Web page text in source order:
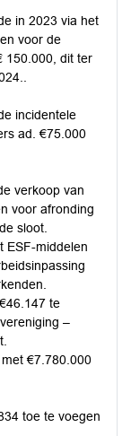
in 2023 via het
voor de
150.000, dit ter
incidentele
ad. €75.000
verkoop van
voor afronding
sloot.
ESF-middelen
te
–
€7.780.000
toe te voegen